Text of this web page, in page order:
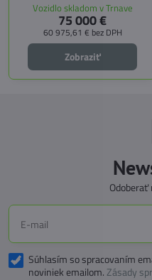
pozdĺžnemu lôžku a možnosti
doplniť predné prídavné lôžko.
Vozidlo skladom v Trnave
75 000 €
60 975,61 € bez DPH
Zobraziť
Súhlasím so spracovaním
noviniek emailom.Zásady